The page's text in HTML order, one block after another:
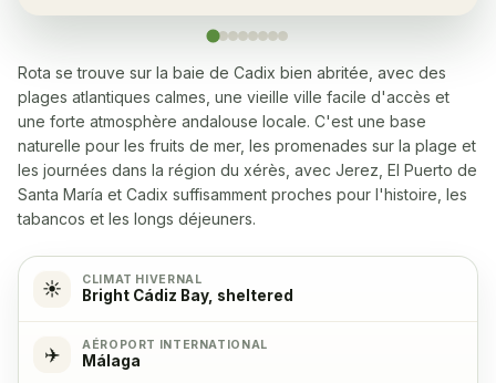
✓ Lave-linge
✓ Lave-vaisselle
Yes
✓ Micro-ondes
Yes
✓ Cuisinière
Yes, with 4 cooking hobs
✓
Four
Rota se trouve sur la baie de Cadix bien abritée, avec des
plages atlantiques calmes, une vieille ville facile d'accès et
une forte atmosphère andalouse locale. C'est une base
naturelle pour les fruits de mer, les promenades sur la plage et
les journées dans la région du xérès, avec Jerez, El Puerto de
Santa María et Cadix suffisamment proches pour l'histoire, les
tabancos et les longs déjeuners.
☀️ CLIMAT HIVERNAL
Bright Cádiz Bay, sheltered
✈️ AÉROPORT INTERNATIONAL
Málaga